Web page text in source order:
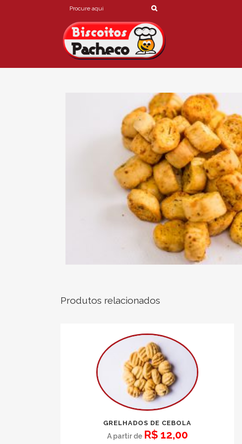
Produtos relacionados
GRELHADOS DE CEBOLA
A partir de R$ 12,00